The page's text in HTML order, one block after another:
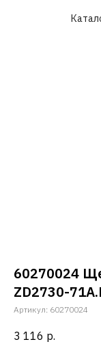
60270024
ZD2730-
Артикул: 60270024
3 116 р.